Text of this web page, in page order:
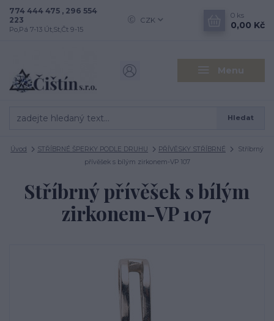
Menu
CZK
Hledat
774 444 475 , 296 554
223
Po,Pá 7-13 Út,St,Čt 9-15
0 ks
0,00 Kč
Úvod STŘÍBRNÉ ŠPERKY PODLE DRUHU PŘÍVĚSKY STŘÍBRNÉ
Stříbrný
přívěšek s bílým zirkonem-VP 107
Stříbrný přívěšek s bílým
zirkonem-VP 107